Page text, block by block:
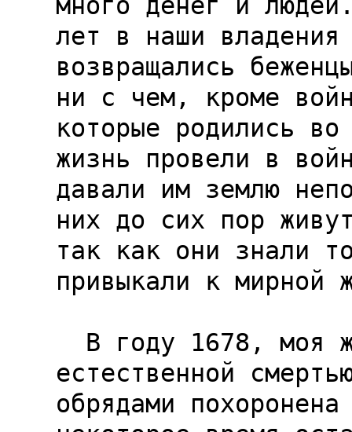
лет в наши владения
возвращались
ни с чем, кроме
которые родились
жизнь провели в
давали им землю
них до сих пор
так как они знали
привыкали к мирной
естественной
обрядами